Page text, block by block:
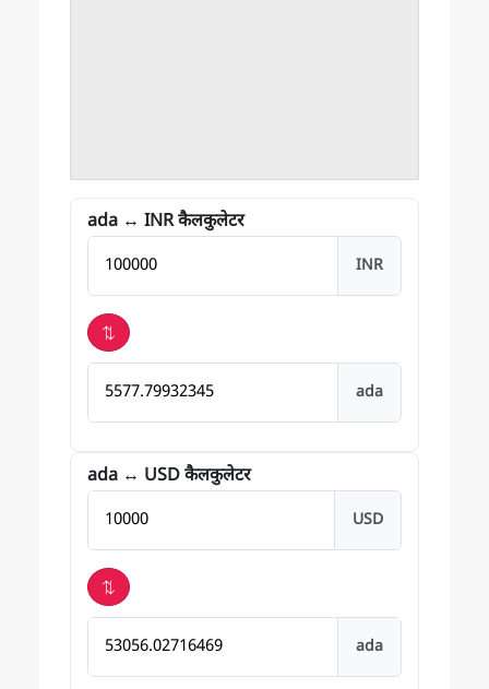
ada ↔ INR कैलकुलेटर
INR
⇅
ada
ada ↔ USD कैलकुलेटर
USD
⇅
ada